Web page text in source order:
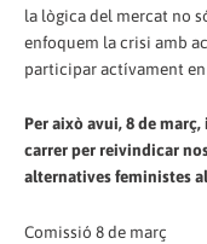
la lògica del mercat no
enfoquem la crisi amb
participar actívament
Per això avui, 8 de
carrer per reivindicar
alternatives feministes
Comissió 8 de març